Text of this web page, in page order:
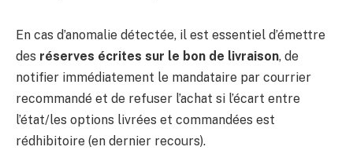
En cas d’anomalie détectée, il est essentiel d’émettre
des réserves écrites sur le bon de livraison, de
notifier immédiatement le mandataire par courrier
recommandé et de refuser l’achat si l’écart entre
l’état/les options livrées et commandées est
rédhibitoire (en dernier recours).